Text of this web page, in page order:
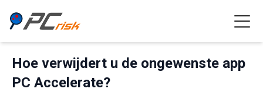
Hoe verwijdert u de ongewenste app
PC Accelerate?